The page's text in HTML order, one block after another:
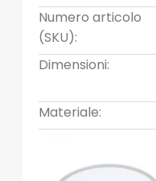
Numero articolo
(SKU):
Dimensioni:
Materiale: